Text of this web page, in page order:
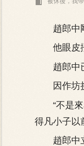
趙郎中剛
他眼皮擡
趙郎中已
因作坊挑
“不是來
得凡小子以
趙郎中立